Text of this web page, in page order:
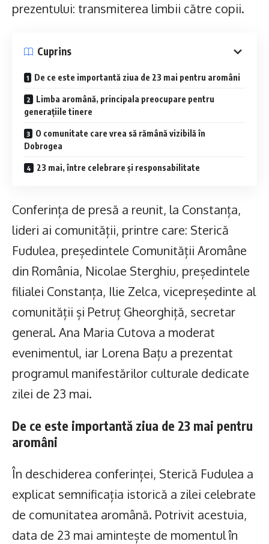
prezentului: transmiterea limbii către copii.
Cuprins
De ce este importantă ziua de 23 mai pentru aromâni
Limba aromână, principala preocupare pentru
generațiile tinere
O comunitate care vrea să rămână vizibilă în
Dobrogea
23 mai, între celebrare și responsabilitate
Conferința de presă a reunit, la Constanța,
lideri ai comunității, printre care: Sterică
Fudulea, președintele Comunității Aromâne
din România, Nicolae Sterghiu, președintele
filialei Constanța, Ilie Zelca, vicepreședinte al
comunității și Petruț Gheorghiță, secretar
general. Ana Maria Cutova a moderat
evenimentul, iar Lorena Bațu a prezentat
programul manifestărilor culturale dedicate
zilei de 23 mai.
De ce este importantă ziua de 23 mai pentru
aromâni
În deschiderea conferinței, Sterică Fudulea a
explicat semnificația istorică a zilei celebrate
de comunitatea aromână. Potrivit acestuia,
data de 23 mai amintește de momentul în